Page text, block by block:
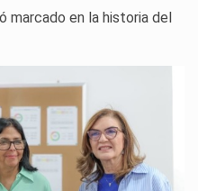
marcado en la historia del